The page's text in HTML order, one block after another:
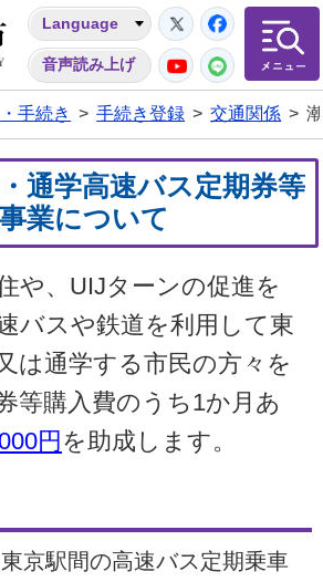
潮来市
Language
音声読み上げ
Twitter
YouTube
LINE
手続き > 手続き登録 > 交通関係 >
通学高速バス定期券等
業について
や、UIJターンの促進を
バスや鉄道を利用して東
は通学する市民の方々を
等購入費のうち1か月あ
円 を助成します。
京駅間の高速バス定期乗車